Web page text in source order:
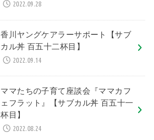
2022.09.28
香川ヤングケアラーサポート【サブ
カル丼 百五十二杯目】
2022.09.14
ママたちの子育て座談会『ママカフ
ェフラット』【サブカル丼 百五十一
杯目】
2022.08.24